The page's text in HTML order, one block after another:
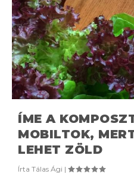
ÍME A
MOBILTOK,
LEHET ZÖLD
Írta Tálas Ági |